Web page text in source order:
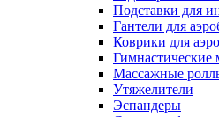
Подставки для
Гантели для
Коврики для
Массажные
Утяжелители
Эспандеры